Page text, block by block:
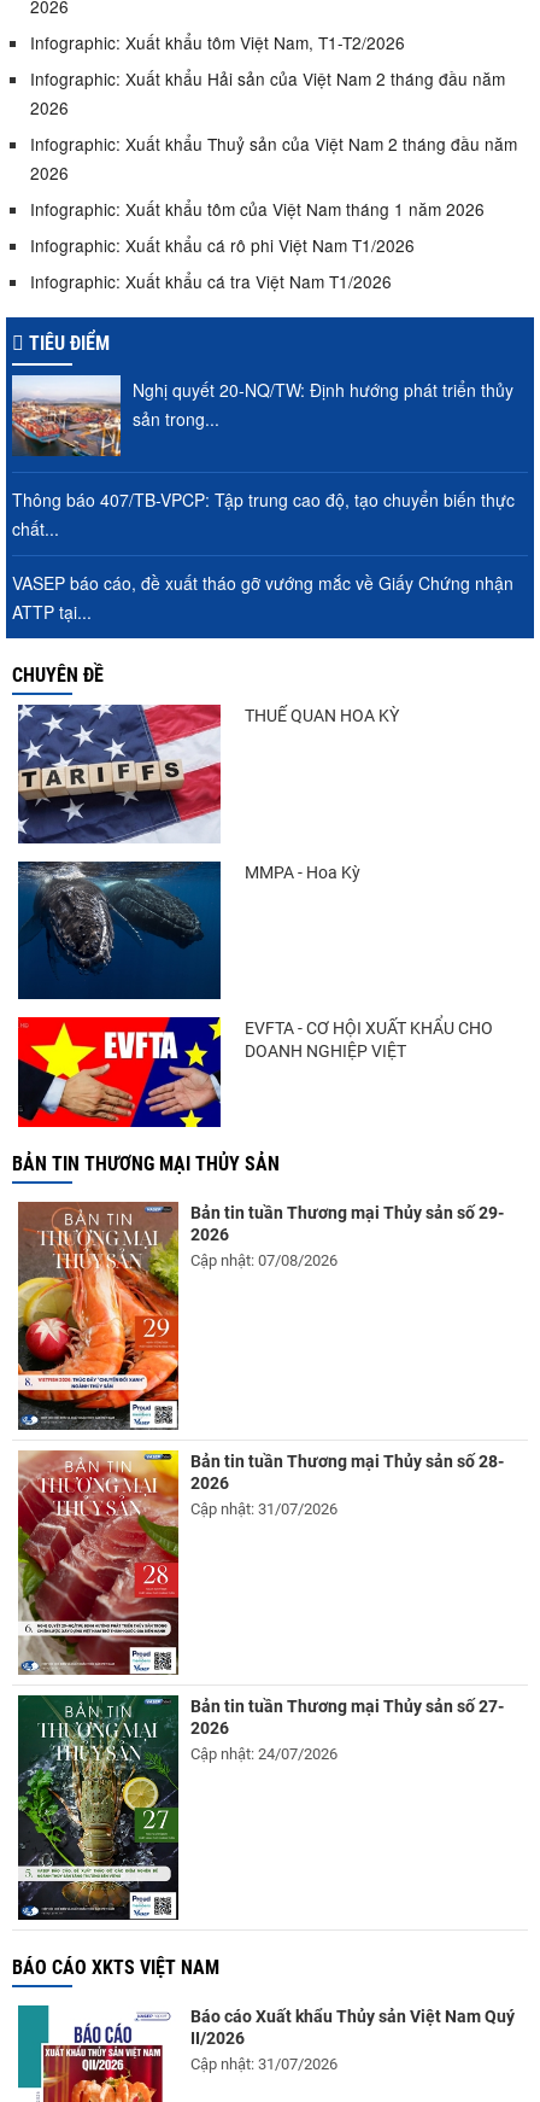
2026
Infographic: Xuất khẩu tôm Việt Nam, T1-T2/2026
Infographic: Xuất khẩu Hải sản của Việt Nam 2 tháng đầu năm
2026
Infographic: Xuất khẩu Thuỷ sản của Việt Nam 2 tháng đầu năm
2026
Infographic: Xuất khẩu tôm của Việt Nam tháng 1 năm 2026
Infographic: Xuất khẩu cá rô phi Việt Nam T1/2026
Infographic: Xuất khẩu cá tra Việt Nam T1/2026
TIÊU ĐIỂM
Nghị quyết 20-NQ/TW: Định hướng phát triển thủy
sản trong...
Thông báo 407/TB-VPCP: Tập trung cao độ, tạo chuyển biến thực
chất...
VASEP báo cáo, đề xuất tháo gỡ vướng mắc về Giấy Chứng nhận
ATTP tại...
CHUYÊN ĐỀ
THUẾ QUAN HOA KỲ
MMPA - Hoa Kỳ
EVFTA - CƠ HỘI XUẤT KHẨU CHO
DOANH NGHIỆP VIỆT
BẢN TIN THƯƠNG MẠI THỦY SẢN
Bản tin tuần Thương mại Thủy sản số 29-
2026
Cập nhật: 07/08/2026
Bản tin tuần Thương mại Thủy sản số 28-
2026
Cập nhật: 31/07/2026
Bản tin tuần Thương mại Thủy sản số 27-
2026
Cập nhật: 24/07/2026
BÁO CÁO XKTS VIỆT NAM
Báo cáo Xuất khẩu Thủy sản Việt Nam Quý
II/2026
Cập nhật: 31/07/2026